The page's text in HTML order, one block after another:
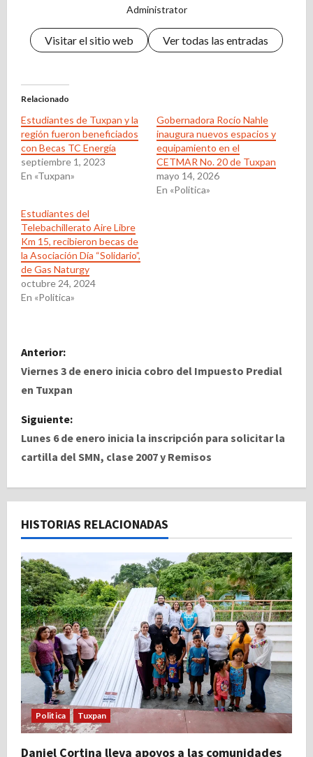
Administrator
Visitar el sitio web Ver todas las entradas
Relacionado
Estudiantes de Tuxpan y la
región fueron beneficiados
con Becas TC Energía
septiembre 1, 2023
En «Tuxpan»
Gobernadora Rocío Nahle
inaugura nuevos espacios y
equipamiento en el
CETMAR No. 20 de Tuxpan
mayo 14, 2026
En «Politica»
Estudiantes del
Telebachillerato Aire Libre
Km 15, recibieron becas de
la Asociación Día “Solidario”,
de Gas Naturgy
octubre 24, 2024
En «Politica»
N
a
e
g
a
c
i
ó
n
d
e
e
n
Anterior:
Viernes 3 de enero inicia cobro del Impuesto Predial
en Tuxpan
Siguiente:
Lunes 6 de enero inicia la inscripción para solicitar la
cartilla del SMN, clase 2007 y Remisos
HISTORIAS RELACIONADAS
Politica Tuxpan
Daniel Cortina lleva apoyos a las comunidades